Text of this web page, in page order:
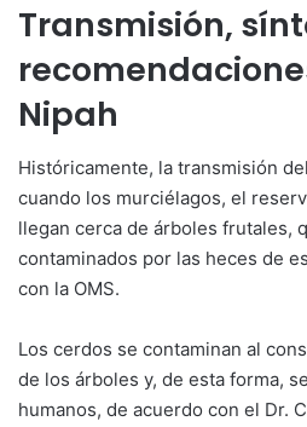
Transmisión,
Nipah
Históricamente, la transmisión
cuando los murciélagos, el
llegan cerca de árboles frutales,
contaminados por las heces de
con la OMS.
Los cerdos se contaminan al
de los árboles y, de esta forma,
humanos, de acuerdo con el Dr.